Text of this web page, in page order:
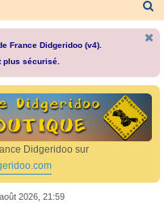
e
r
France Didgeridoo (v4).
plus sécurisé.
Didgeridoo sur
2026, 21:59